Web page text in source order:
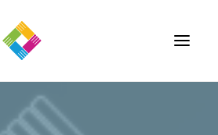
Rólunk